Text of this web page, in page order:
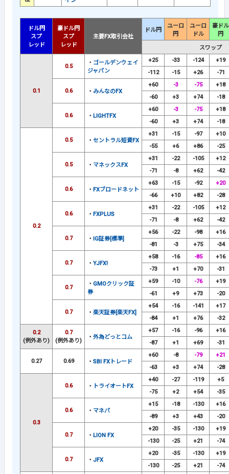
ドル円
スプ
レッド
豪ドル円
スプ
レッド
主要FX取引会社
ドル円
ユーロ
円
ユーロ
ドル
豪ドル
円
スワップ
0.1
0.5
・ ゴールデンウェイ
ジャパン
+25 -33 -124
+19
-112
-15 +26 -71
0.6 ・ みんなのFX
+60 -3 -75
+18
-60
+3 +74 -18
0.6 ・ LIGHTFX
+60 -3 -75
+18
-60
+3 +74 -18
0.2
0.5 ・ セントラル短資FX
+31 -15 -97
+10
-55
+6 +86 -25
0.5 ・ マネックスFX
+31 -22 -105
+12
-71
-8 +62 -42
0.6 ・ FXブロードネット
+63 -15 -92
+20
-66
+10 +82 -28
0.6 ・ FXPLUS
+31 -22 -105
+12
-71
-8 +62 -42
0.7 ・ IG証券[標準]
+56 -22 -98
+16
-81
-3 +75 -34
0.7 ・ YJFX!
+58 -16 -85
+16
-73
+1 +70 -31
0.7
・ GMOクリック証
券
+59 -10 -76
+19
-61
+9 +73 -20
0.7 ・ 楽天証券[楽天FX]
+54 -16 -141
+17
-84
+1 +76 -32
0.2
(例外あり)
0.7
(例外あり)
・ 外為どっとコム
+57 -16 -96
+16
-87
+1 +69 -31
0.27 0.69 ・ SBI FXトレード
+60 -8 -79
+21
-63
+3 +74 -28
0.3
0.6 ・ トライオートFX
+40 -27 -119
+5
-75
+2 +54 -35
0.6 ・ マネパ
+15 -18 -130
+16
-89
+3 +43 -20
0.7 ・ LION FX
+20 -35 -130
+19
-130
-25 +21 -74
0.7 ・ JFX
+20 -35 -130
+19
-130
-25 +21 -74